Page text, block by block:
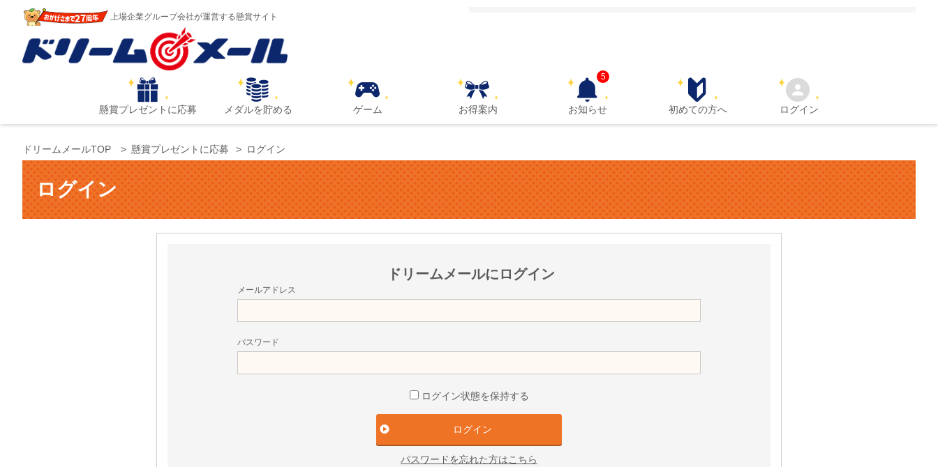
上場企業グループ会社が運営する懸賞サイト
懸賞プレゼントに応募 メダルを貯める ゲーム お得案内 お知らせ
5
初めての方へ ログイン
ドリームメールTOP 懸賞プレゼントに応募 ログイン
ログイン
ドリームメールにログイン
メールアドレス
パスワード
ログイン状態を保持する
パスワードを忘れた方はこちら